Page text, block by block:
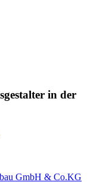
in der
GmbH & Co.KG